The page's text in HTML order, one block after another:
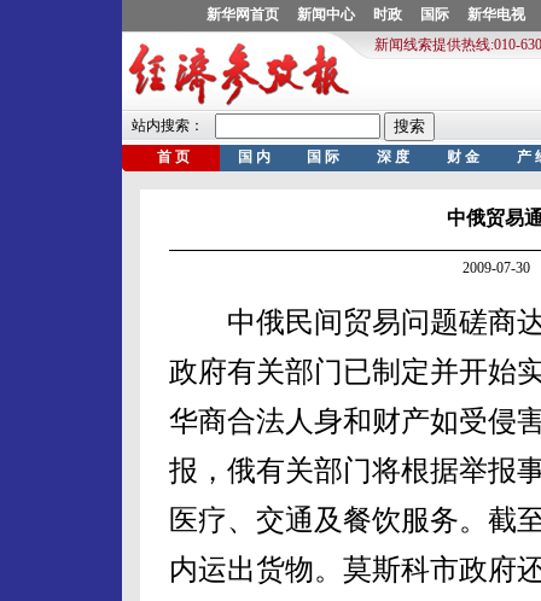
中俄贸易
2009-07-30
中俄民间贸易问题磋商达
政府有关部门已制定并开始
华商合法人身和财产如受侵
报，俄有关部门将根据举报
医疗、交通及餐饮服务。截
内运出货物。莫斯科市政府